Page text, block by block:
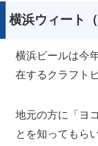
横浜ウィート
横浜ビールは今
在するクラフト
地元の方に「ヨ
とを知ってもら